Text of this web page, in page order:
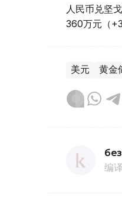
人民币兑坚
360万元（
美元 黄金
编译